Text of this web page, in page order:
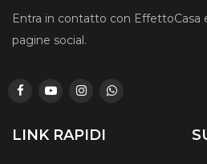
Entra in contatto con EffettoCasa
pagine social.
LINK RAPIDI